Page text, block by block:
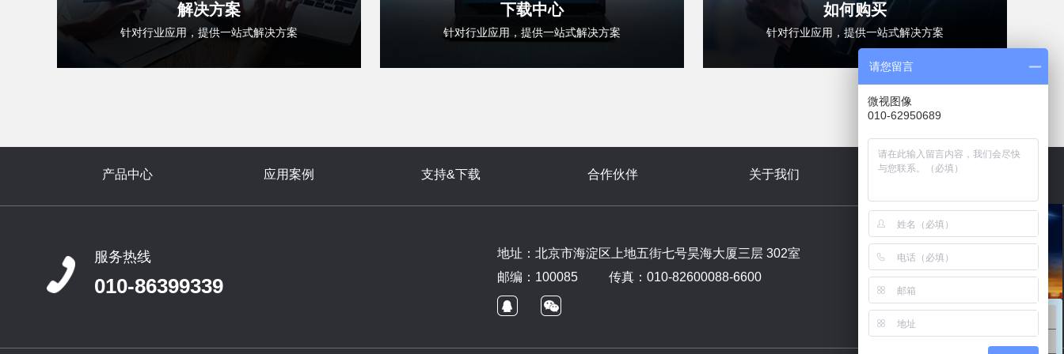
解决方案
针对行业应用，提供一站式解决方案
下载中心
针对行业应用，提供一站式解决方案
如何购买
针对行业应用，提供一站式解决方案
产品中心 应用案例 支持&下载 合作伙伴 关于我们 新闻中心
服务热线
010-86399339
地址：北京市海淀区上地五街七号昊海大厦三层 302室
邮编：100085
传真：010-82600088-6600
请您留言
微视图像
010-62950689